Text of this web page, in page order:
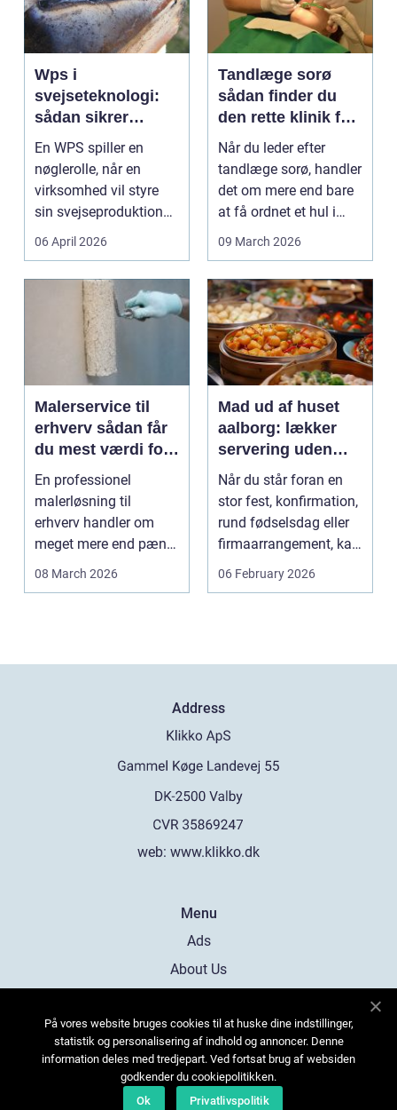
Wps i
svejseteknologi:
sådan sikrer
virksomheder
kvalitet og
sporbarhed
En WPS spiller en
nøglerolle, når en
virksomhed vil styre
sin svejseproduktion
sikkert, ensartet og ...
06 April 2026
Tandlæge sorø
sådan finder du
den rette klinik for
dig
Når du leder efter
tandlæge sorø, handler
det om mere end bare
at få ordnet et hul i
tanden. For man...
09 March 2026
Malerservice til
erhverv sådan får
du mest værdi for
pengene
En professionel
malerløsning til
erhverv handler om
meget mere end pæne
vægge. Malerarbejde
08 March 2026
Mad ud af huset
aalborg: lækker
servering uden
stress
Når du står foran en
stor fest, konfirmation,
rund fødselsdag eller
firmaarrangement, kan
planlægnin...
06 February 2026
Address
web: www.klikko.dk
Menu
Ads
About Us
Contact
Sitemap
På vores website bruges cookies til at huske dine indstillinger,
statistik og personalisering af indhold og annoncer. Denne
information deles med tredjepart. Ved fortsat brug af websiden
godkender du cookiepolitikken.
Ok
Privatlivspolitik